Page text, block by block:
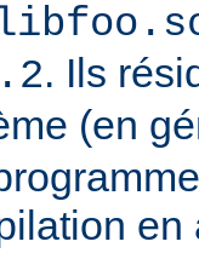
. Ils
(en